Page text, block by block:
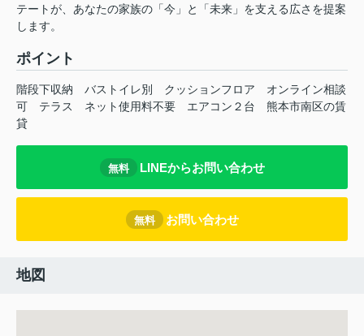
テートが、あなたの家族の「今」と「未来」を支える広さを提案
します。
ポイント
階段下収納 バストイレ別 クッションフロア
オンライン相談
可
テラス ネット使用料不要 エアコン２台
熊本市南区の賃
貸
無料 LINEからお問い合わせ
無料 お問い合わせ
地図